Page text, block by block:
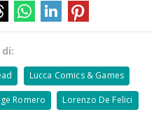
Lucca Comics & Games
Romero Lorenzo De Felici